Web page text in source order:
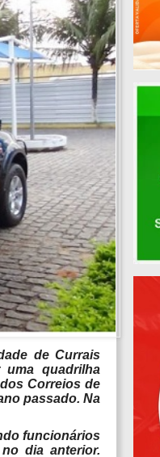
de Currais
uma quadrilha
Correios de
passado. Na
funcionários
dia anterior.